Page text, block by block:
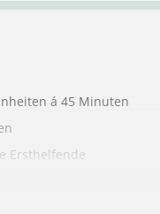
á 45 Minuten
Ersthelfende